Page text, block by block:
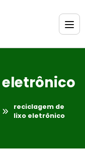
eletrônico
reciclagem de
lixo eletrônico